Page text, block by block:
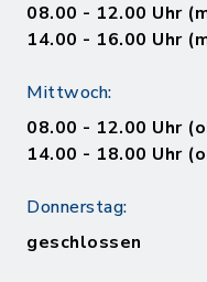
08.00 - 12.00 Uhr
14.00 - 16.00 Uhr
Mittwoch:
08.00 - 12.00 Uhr
14.00 - 18.00 Uhr
Donnerstag:
geschlossen